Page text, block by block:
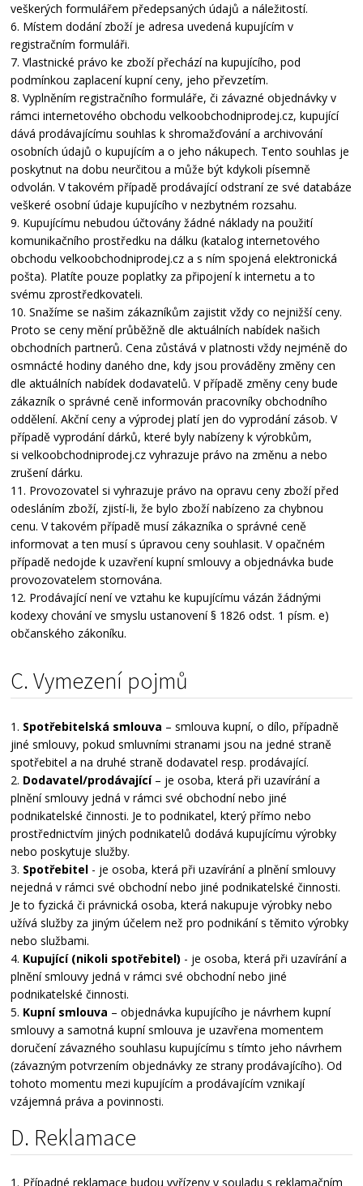
veškerých formulářem předepsaných údajů a náležitostí.
6. Místem dodání zboží je adresa uvedená kupujícím v
registračním formuláři.
7. Vlastnické právo ke zboží přechází na kupujícího, pod
podmínkou zaplacení kupní ceny, jeho převzetím.
8. Vyplněním registračního formuláře, či závazné objednávky v
rámci internetového obchodu velkoobchodniprodej.cz, kupující
dává prodávajícímu souhlas k shromažďování a archivování
osobních údajů o kupujícím a o jeho nákupech. Tento souhlas je
poskytnut na dobu neurčitou a může být kdykoli písemně
odvolán. V takovém případě prodávající odstraní ze své databáze
veškeré osobní údaje kupujícího v nezbytném rozsahu.
9. Kupujícímu nebudou účtovány žádné náklady na použití
komunikačního prostředku na dálku (katalog internetového
obchodu velkoobchodniprodej.cz a s ním spojená elektronická
pošta). Platíte pouze poplatky za připojení k internetu a to
svému zprostředkovateli.
10. Snažíme se našim zákazníkům zajistit vždy co nejnižší ceny.
Proto se ceny mění průběžně dle aktuálních nabídek našich
obchodních partnerů. Cena zůstává v platnosti vždy nejméně do
osmnácté hodiny daného dne, kdy jsou prováděny změny cen
dle aktuálních nabídek dodavatelů. V případě změny ceny bude
zákazník o správné ceně informován pracovníky obchodního
oddělení. Akční ceny a výprodej platí jen do vyprodání zásob. V
případě vyprodání dárků, které byly nabízeny k výrobkům,
si velkoobchodniprodej.cz vyhrazuje právo na změnu a nebo
zrušení dárku.
11. Provozovatel si vyhrazuje právo na opravu ceny zboží před
odesláním zboží, zjistí-li, že bylo zboží nabízeno za chybnou
cenu. V takovém případě musí zákazníka o správné ceně
informovat a ten musí s úpravou ceny souhlasit. V opačném
případě nedojde k uzavření kupní smlouvy a objednávka bude
provozovatelem stornována.
12. Prodávající není ve vztahu ke kupujícímu vázán žádnými
kodexy chování ve smyslu ustanovení § 1826 odst. 1 písm. e)
občanského zákoníku.
C. Vymezení pojmů
1. Spotřebitelská smlouva – smlouva kupní, o dílo, případně
jiné smlouvy, pokud smluvními stranami jsou na jedné straně
spotřebitel a na druhé straně dodavatel resp. prodávající.
2. Dodavatel/prodávající– je osoba, která při uzavírání a
plnění smlouvy jedná v rámci své obchodní nebo jiné
podnikatelské činnosti. Je to podnikatel, který přímo nebo
prostřednictvím jiných podnikatelů dodává kupujícímu výrobky
nebo poskytuje služby.
3. Spotřebitel - je osoba, která při uzavírání a plnění smlouvy
nejedná v rámci své obchodní nebo jiné podnikatelské činnosti.
Je to fyzická či právnická osoba, která nakupuje výrobky nebo
užívá služby za jiným účelem než pro podnikání s těmito výrobky
nebo službami.
4. Kupující (nikoli spotřebitel) - je osoba, která při uzavírání a
plnění smlouvy jedná v rámci své obchodní nebo jiné
podnikatelské činnosti.
5. Kupní smlouva – objednávka kupujícího je návrhem kupní
smlouvy a samotná kupní smlouva je uzavřena momentem
doručení závazného souhlasu kupujícímu s tímto jeho návrhem
(závazným potvrzením objednávky ze strany prodávajícího). Od
tohoto momentu mezi kupujícím a prodávajícím vznikají
vzájemná práva a povinnosti.
D. Reklamace
1. Případné reklamace budou vyřízeny v souladu s reklamačním